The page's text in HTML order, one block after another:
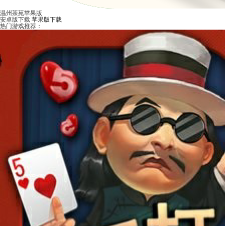
温州茶苑苹果版
安卓版下载 苹果版下载
热门游戏推荐：